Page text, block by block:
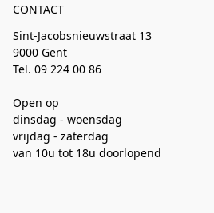
CONTACT
Sint-Jacobsnieuwstraat 13
9000 Gent
Tel. 09 224 00 86
Open op
dinsdag - woensdag
vrijdag - zaterdag
van 10u tot 18u doorlopend